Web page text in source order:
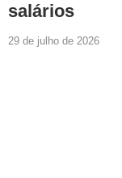
salários
29 de julho de 2026